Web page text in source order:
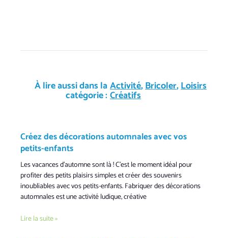
À lire aussi dans la
catégorie :
Activité,Bricoler,Loisirs
Créatifs
Créez des décorations automnales avec vos
petits-enfants
Les vacances d’automne sont là ! C’est le moment idéal pour
profiter des petits plaisirs simples et créer des souvenirs
inoubliables avec vos petits-enfants. Fabriquer des décorations
automnales est une activité ludique, créative
Lire la suite »